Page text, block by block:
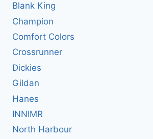
Blank King
Champion
Comfort Colors
Crossrunner
Dickies
Gildan
Hanes
INNIMR
North Harbour